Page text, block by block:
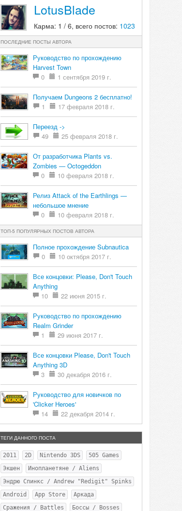
LotusBlade
Карма: 1 / 6, всего постов: 1023
ПОСЛЕДНИЕ ПОСТЫ АВТОРА
Руководство по прохождению
Harvest Town
0
1 сентября 2019 г.
Получаем Dungeons 2 бесплатно!
1
17 февраля 2018 г.
Переезд ->
49
25 февраля 2018 г.
От разработчика Plants vs.
Zombies — Octogeddon
0
10 февраля 2018 г.
Релиз Attack of the Earthlings —
небольшое мнение
0
10 февраля 2018 г.
ТОП-5 ПОПУЛЯРНЫХ ПОСТОВ АВТОРА
Полное прохождение Subnautica
0
10 октября 2017 г.
Все концовки: Please, Don't Touch
Anything
10
22 июня 2015 г.
Руководство по прохождению
Realm Grinder
1
29 июня 2017 г.
Все концовки Please, Don't Touch
Anything 3D
3
30 декабря 2016 г.
Руководство для новичков по
'Clicker Heroes'
14
22 декабря 2014 г.
ТЕГИ ДАННОГО ПОСТА
2011 2D Nintendo 3DS
505 Games
Экшен
Инопланетяне / Aliens
Эндрю Спинкс / Andrew "Redigit" Spinks
Android
App Store
Аркада
Сражения / Battles
Боссы / Bosses